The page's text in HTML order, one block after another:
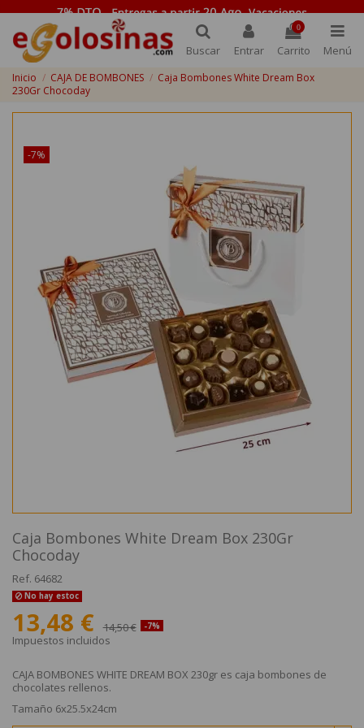
Buscar Entrar
0
Carrito Menú
Inicio CAJA DE BOMBONES
Caja Bombones White Dream Box
230Gr Chocoday
-7%
Caja Bombones White Dream Box 230Gr
Chocoday
Ref. 64682
No hay estoc
13,48 € 14,50 € -7%
Impuestos incluidos
CAJA BOMBONES WHITE DREAM BOX 230gr es caja bombones de
chocolates rellenos.
Tamaño 6x25.5x24cm